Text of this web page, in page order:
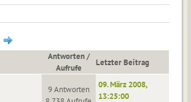
Antworten/
Aufrufe
Letzter Beitrag
9 Antworten
09. März 2008,
13:25:00